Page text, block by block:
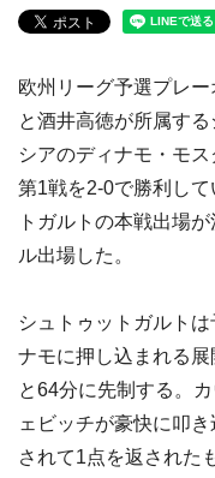
欧州リーグ予選プレ
と酒井高徳が所属す
シアのディナモ・モ
第1戦を2-0で勝利し
トガルトの本戦出場
ル出場した。
シュトゥットガルト
ナモに押し込まれる
と64分に先制する。
ェビッチが豪快に叩
されて1点を返された